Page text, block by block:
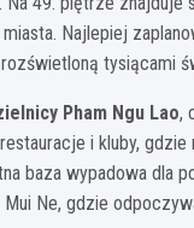
Najlepiej
tysiącami
Pham Ngu Lao,
i kluby,
baza wypadowa
Ne, gdzie